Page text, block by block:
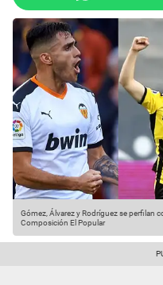
Gómez, Álvarez y Rodríguez se perfilan
Composición El Popular